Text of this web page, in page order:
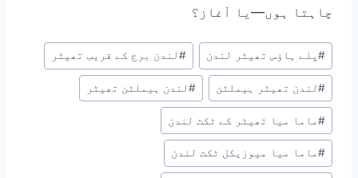
چاہتا ہوں—یا آغاز؟
Post
Tags:
#پلے ہاؤس تھیٹر لندن #لندن برج کے قریب تھیٹر
#لندن تھیٹر ہیملٹن #لندن ہیملٹن تھیٹر
#ماما میا تھیٹر کے ٹکٹ لندن
#ماما میا میوزیکل ٹکٹ لندن